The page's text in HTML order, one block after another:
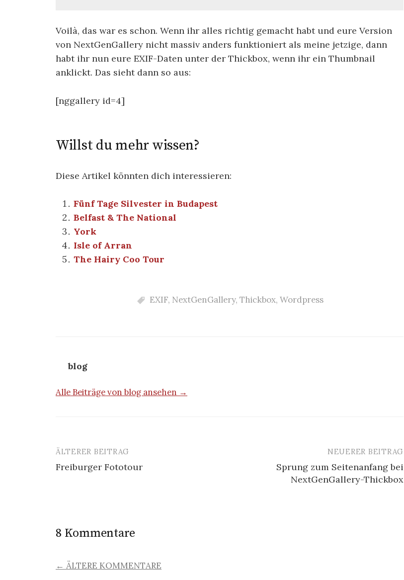
Voilà, das war es schon. Wenn ihr alles richtig gemacht habt und eure Version
von NextGenGallery nicht massiv anders funktioniert als meine jetzige, dann
habt ihr nun eure EXIF-Daten unter der Thickbox, wenn ihr ein Thumbnail
anklickt. Das sieht dann so aus:
[nggallery id=4]
Willst du mehr wissen?
Diese Artikel könnten dich interessieren:
Fünf Tage Silvester in Budapest
Belfast & The National
York
Isle of Arran
The Hairy Coo Tour
EXIF, NextGenGallery, Thickbox, Wordpress
blog
Alle Beiträge von blog ansehen →
Beitrags-
Navigation
ÄLTERER BEITRAG
Freiburger Fototour
NEUERER BEITRAG
Sprung zum Seitenanfang bei
NextGenGallery-Thickbox
8 Kommentare
KOMMENTAR-
← ÄLTERE KOMMENTARE